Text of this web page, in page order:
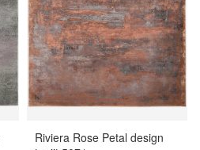
Riviera Rose Petal design